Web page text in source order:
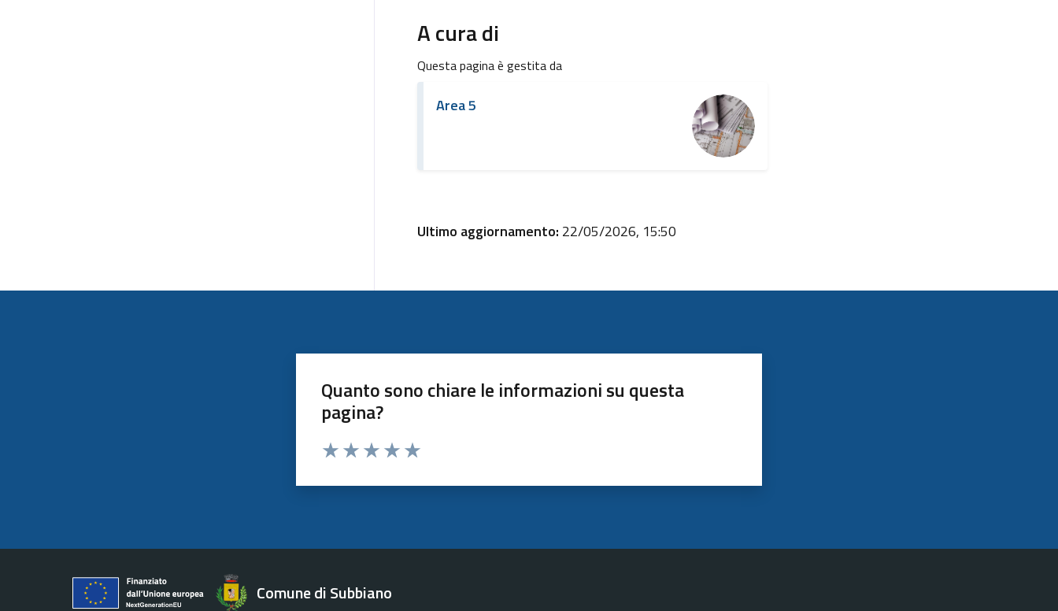
A cura di
Questa pagina è gestita da
Area 5
Ultimo aggiornamento: 22/05/2026, 15:50
Quanto sono chiare le informazioni su questa
pagina?
Comune di Subbiano